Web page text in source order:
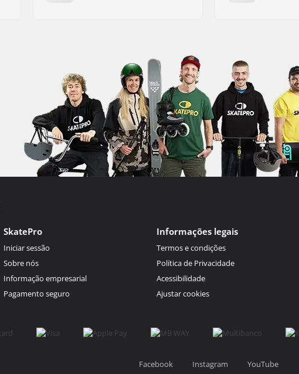
SkatePro
Iniciar sessão
Sobre nós
Informação empresarial
Pagamento seguro
Informações legais
Termos e condições
Política de Privacidade
Acessibilidade
Ajustar cookies
Facebook Instagram YouTube